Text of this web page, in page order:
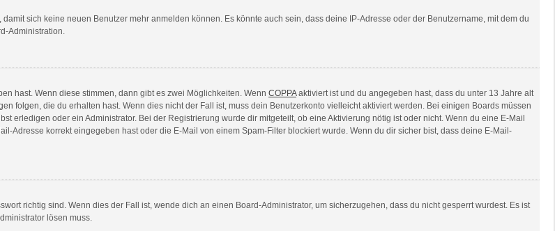
sich keine neuen Benutzer mehr anmelden können. Es könnte auch sein, dass deine IP-Adresse oder der Benutzername, mit dem du
Administration.
hast. Wenn diese stimmen, dann gibt es zwei Möglichkeiten. Wenn COPPAaktiviert ist und du angegeben hast, dass du unter 13 Jahre alt
folgen, die du erhalten hast. Wenn dies nicht der Fall ist, muss dein Benutzerkonto vielleicht aktiviert werden. Bei einigen Boards müssen
erledigen oder ein Administrator. Bei der Registrierung wurde dir mitgeteilt, ob eine Aktivierung nötig ist oder nicht. Wenn du eine E-Mail
Adresse korrekt eingegeben hast oder die E-Mail von einem Spam-Filter blockiert wurde. Wenn du dir sicher bist, dass deine E-Mail-
richtig sind. Wenn dies der Fall ist, wende dich an einen Board-Administrator, um sicherzugehen, dass du nicht gesperrt wurdest. Es ist
lösen muss.